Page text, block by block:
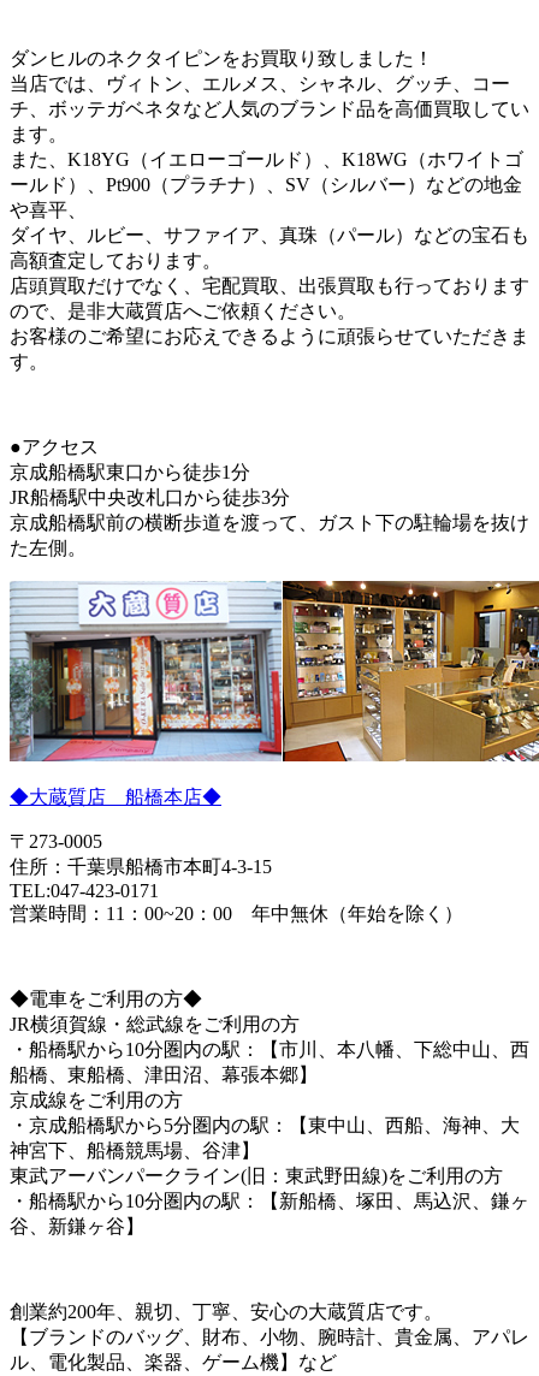
ダンヒルのネクタイピンをお買取り致しました！
当店では、ヴィトン、エルメス、シャネル、グッチ、コー
チ、ボッテガベネタなど人気のブランド品を高価買取してい
ます。
また、K18YG（イエローゴールド）、K18WG（ホワイトゴ
ールド）、Pt900（プラチナ）、SV（シルバー）などの地金
や喜平、
ダイヤ、ルビー、サファイア、真珠（パール）などの宝石も
高額査定しております。
店頭買取だけでなく、宅配買取、出張買取も行っております
ので、是非大蔵質店へご依頼ください。
お客様のご希望にお応えできるように頑張らせていただきま
す。
●アクセス
京成船橋駅東口から徒歩1分
JR船橋駅中央改札口から徒歩3分
京成船橋駅前の横断歩道を渡って、ガスト下の駐輪場を抜け
た左側。
◆大蔵質店 船橋本店◆
〒273-0005
住所：千葉県船橋市本町4-3-15
TEL:047-423-0171
営業時間：11：00~20：00 年中無休（年始を除く）
◆電車をご利用の方◆
JR横須賀線・総武線をご利用の方
・船橋駅から10分圏内の駅：【市川、本八幡、下総中山、西
船橋、東船橋、津田沼、幕張本郷】
京成線をご利用の方
・京成船橋駅から5分圏内の駅：【東中山、西船、海神、大
神宮下、船橋競馬場、谷津】
東武アーバンパークライン(旧：東武野田線)をご利用の方
・船橋駅から10分圏内の駅：【新船橋、塚田、馬込沢、鎌ヶ
谷、新鎌ヶ谷】
創業約200年、親切、丁寧、安心の大蔵質店です。
【ブランドのバッグ、財布、小物、腕時計、貴金属、アパレ
ル、電化製品、楽器、ゲーム機】など